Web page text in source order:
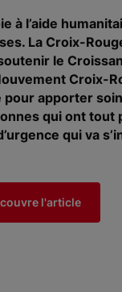
à l’aide
La Croix-
le
Croix-
pour apporter
qui ont tout
qui va
l'article